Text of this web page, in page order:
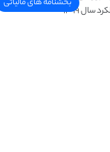
بخشنامه های مالیاتی